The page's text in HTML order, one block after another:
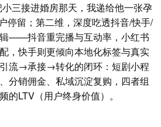
小三接进婚房那天，我递给他一张孕
停留；第二维，深度吃透抖音/快手/
——抖音重完播与互动率，小红书
，快手则更倾向本地化标签与真实
流→承接→转化的闭环：短剧小程
分销佣金、私域沉淀复购，四者组
的LTV（用户终身价值）。